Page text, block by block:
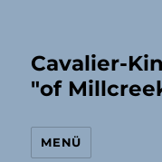
Cavalier-
"of
MENÜ